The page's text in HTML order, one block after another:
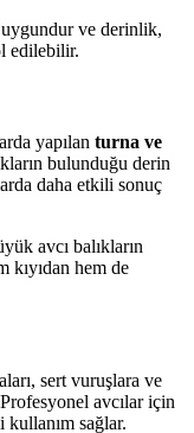
uygundur ve derinlik,
edilebilir.
yapılan turna ve
bulunduğu derin
daha etkili sonuç
avcı balıkların
kıyıdan hem de
sert vuruşlara ve
avcılar için
kullanım sağlar.